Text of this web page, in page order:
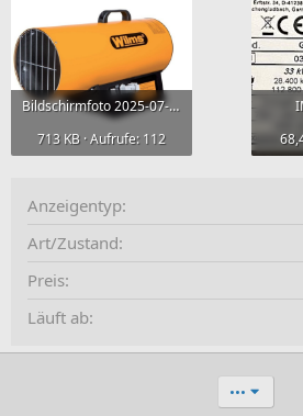
Bildschirmfoto 2025-07-10 um 08.06.09.png
713 KB · Aufrufe: 112
Anzeigentyp
Art/Zustand
Preis
Läuft ab
•••